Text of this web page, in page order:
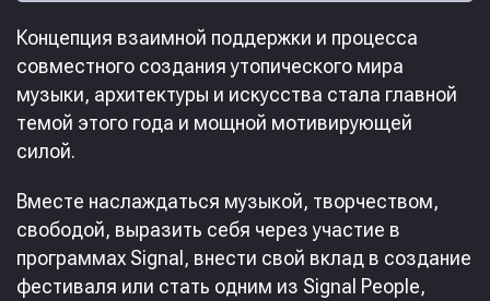
Концепция взаимной поддержки и процесса
совместного создания утопического мира
музыки, архитектуры и искусства стала главной
темой этого года и мощной мотивирующей
силой.
Вместе наслаждаться музыкой, творчеством,
свободой, выразить себя через участие в
программах Signal, внести свой вклад в создание
фестиваля или стать одним из Signal People,